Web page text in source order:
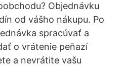
Objednávku
od vášho nákupu. Po
spracúvať a
o vrátenie peňazí
a nevrátite vašu